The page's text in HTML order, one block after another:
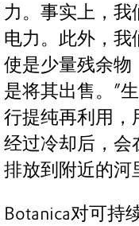
力。事实上，我
电力。此外，我
使是少量残余物
是将其出售。”
行提纯再利用，
经过冷却后，会
排放到附近的河
Botanica对可持